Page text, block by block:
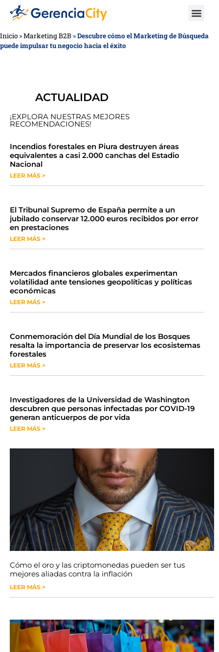
Inicio »Marketing B2B »Descubre cómo el Marketing de Búsqueda
puede impulsar tu negocio hacia el éxito
ACTUALIDAD
¡EXPLORA NUESTRAS MEJORES
RECOMENDACIONES!
​​​​Incendios forestales en Piura destruyen áreas
equivalentes a casi 2.000 canchas del Estadio
Nacional
LEER MÁS >
​El Tribunal Supremo de España permite a un
jubilado conservar 12.000 euros recibidos por error
en prestaciones
LEER MÁS >
Mercados financieros globales experimentan
volatilidad ante tensiones geopolíticas y políticas
económicas
LEER MÁS >
Conmemoración del Día Mundial de los Bosques
resalta la importancia de preservar los ecosistemas
forestales
LEER MÁS >
Investigadores de la Universidad de Washington
descubren que personas infectadas por COVID-19
generan anticuerpos de por vida
LEER MÁS >
Cómo el oro y las criptomonedas pueden ser tus
mejores aliadas contra la inflación
LEER MÁS >